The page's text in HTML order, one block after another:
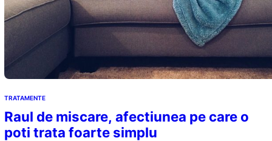
TRATAMENTE
Raul de miscare, afectiunea pe care o
poti trata foarte simplu